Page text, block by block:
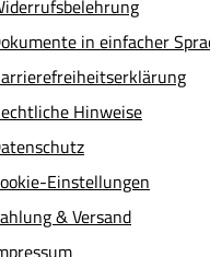
in einfacher
Hinweise
Einstellungen
& Versand